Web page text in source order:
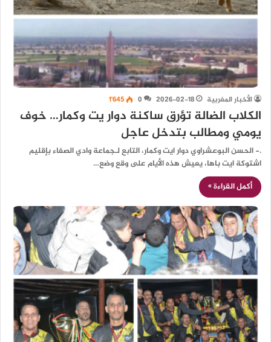
الأخبار المغربية 2026-02-18
0 1٬645
الكلاب الضالة تؤرق ساكنة دوار يت وكمار… خوف
يومي ومطالب بتدخل عاجل
.- الحسن البوعشراوي دوار ايت وكمار، التابع لـجماعة وادي الصفاء بإقليم
اشتوكة ايت باها، يعيش هذه الأيام على وقع وضع…
أكمل القراءة »